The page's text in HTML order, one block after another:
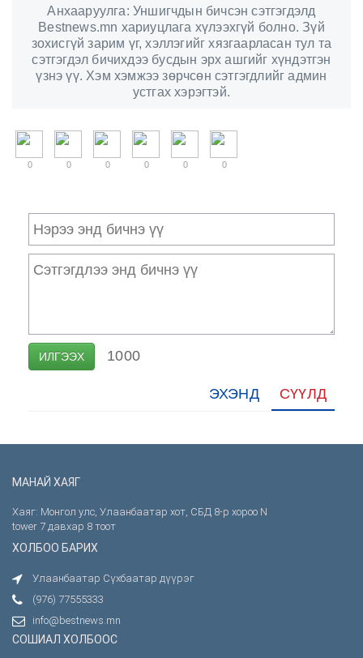
Анхааруулга: Уншигчдын бичсэн сэтгэгдэлд
Bestnews.mn хариуцлага хүлээхгүй болно. Зүй
зохисгүй зарим үг, хэллэгийг хязгаарласан тул та
сэтгэгдэл бичихдээ бусдын эрх ашгийг хүндэтгэн
үзнэ үү. Хэм хэмжээ зөрчсөн сэтгэгдлийг админ
устгах хэрэгтэй.
0 0 0 0 0 0
ИЛГЭЭХ 1000
ЭХЭНД СҮҮЛД
МАНАЙ ХАЯГ
Хаяг: Монгол улс, Улаанбаатар хот, СБД 8-р хороо N
tower 7 давхар 8 тоот
ХОЛБОО БАРИХ
Улаанбаатар Сүхбаатар дүүрэг
(976) 77555333
info@bestnews.mn
СОШИАЛ ХОЛБООС